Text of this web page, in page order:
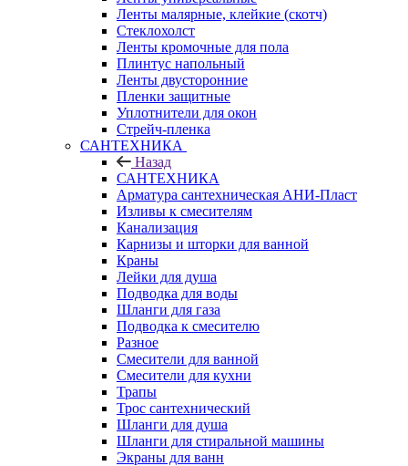
Ленты малярные, клейкие (скотч)
Стеклохолст
Ленты кромочные для пола
Плинтус напольный
Ленты двусторонние
Пленки защитные
Уплотнители для окон
Стрейч-пленка
САНТЕХНИКА
Назад
САНТЕХНИКА
Арматура сантехническая АНИ-Пласт
Изливы к смесителям
Канализация
Карнизы и шторки для ванной
Краны
Лейки для душа
Подводка для воды
Шланги для газа
Подводка к смесителю
Разное
Смесители для ванной
Смесители для кухни
Трапы
Трос сантехнический
Шланги для душа
Шланги для стиральной машины
Экраны для ванн